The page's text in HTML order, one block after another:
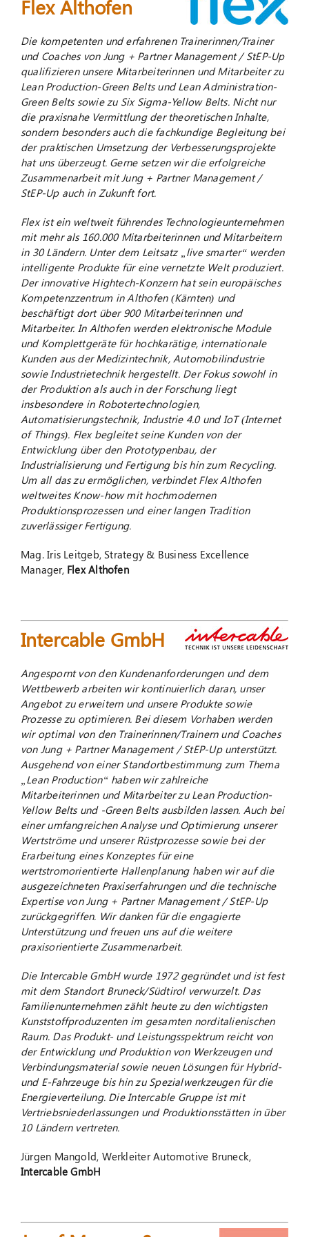
Suche
nach:
Flex Althofen
Die kompetenten und erfahrenen Trainerinnen/Trainer
und Coaches von Jung + Partner Management / StEP-Up
qualifizieren unsere Mitarbeiterinnen und Mitarbeiter zu
Lean Production-Green Belts und Lean Administration-
Green Belts sowie zu Six Sigma-Yellow Belts. Nicht nur
die praxisnahe Vermittlung der theoretischen Inhalte,
sondern besonders auch die fachkundige Begleitung bei
der praktischen Umsetzung der Verbesserungsprojekte
hat uns überzeugt. Gerne setzen wir die erfolgreiche
Zusammenarbeit mit Jung + Partner Management /
StEP-Up auch in Zukunft fort.
Flex ist ein weltweit führendes Technologieunternehmen
mit mehr als 160.000 Mitarbeiterinnen und Mitarbeitern
in 30 Ländern. Unter dem Leitsatz „live smarter“ werden
intelligente Produkte für eine vernetzte Welt produziert.
Der innovative Hightech-Konzern hat sein europäisches
Kompetenzzentrum in Althofen (Kärnten) und
beschäftigt dort über 900 Mitarbeiterinnen und
Mitarbeiter. In Althofen werden elektronische Module
und Komplettgeräte für hochkarätige, internationale
Kunden aus der Medizintechnik, Automobilindustrie
sowie Industrietechnik hergestellt. Der Fokus sowohl in
der Produktion als auch in der Forschung liegt
insbesondere in Robotertechnologien,
Automatisierungstechnik, Industrie 4.0 und IoT (Internet
of Things). Flex begleitet seine Kunden von der
Entwicklung über den Prototypenbau, der
Industrialisierung und Fertigung bis hin zum Recycling.
Um all das zu ermöglichen, verbindet Flex Althofen
weltweites Know-how mit hochmodernen
Produktionsprozessen und einer langen Tradition
zuverlässiger Fertigung.
Mag. Iris Leitgeb, Strategy & Business Excellence
Manager, Flex Althofen
Intercable GmbH
Angespornt von den Kundenanforderungen und dem
Wettbewerb arbeiten wir kontinuierlich daran, unser
Angebot zu erweitern und unsere Produkte sowie
Prozesse zu optimieren. Bei diesem Vorhaben werden
wir optimal von den Trainerinnen/Trainern und Coaches
von Jung + Partner Management / StEP-Up unterstützt.
Ausgehend von einer Standortbestimmung zum Thema
„Lean Production“ haben wir zahlreiche
Mitarbeiterinnen und Mitarbeiter zu Lean Production-
Yellow Belts und -Green Belts ausbilden lassen. Auch bei
einer umfangreichen Analyse und Optimierung unserer
Wertströme und unserer Rüstprozesse sowie bei der
Erarbeitung eines Konzeptes für eine
wertstromorientierte Hallenplanung haben wir auf die
ausgezeichneten Praxiserfahrungen und die technische
Expertise von Jung + Partner Management / StEP-Up
zurückgegriffen. Wir danken für die engagierte
Unterstützung und freuen uns auf die weitere
praxisorientierte Zusammenarbeit.
Die Intercable GmbH wurde 1972 gegründet und ist fest
mit dem Standort Bruneck/Südtirol verwurzelt. Das
Familienunternehmen zählt heute zu den wichtigsten
Kunststoffproduzenten im gesamten norditalienischen
Raum. Das Produkt- und Leistungsspektrum reicht von
der Entwicklung und Produktion von Werkzeugen und
Verbindungsmaterial sowie neuen Lösungen für Hybrid-
und E-Fahrzeuge bis hin zu Spezialwerkzeugen für die
Energieverteilung. Die Intercable Gruppe ist mit
Vertriebsniederlassungen und Produktionsstätten in über
10 Ländern vertreten.
Jürgen Mangold, Werkleiter Automotive Bruneck,
Intercable GmbH